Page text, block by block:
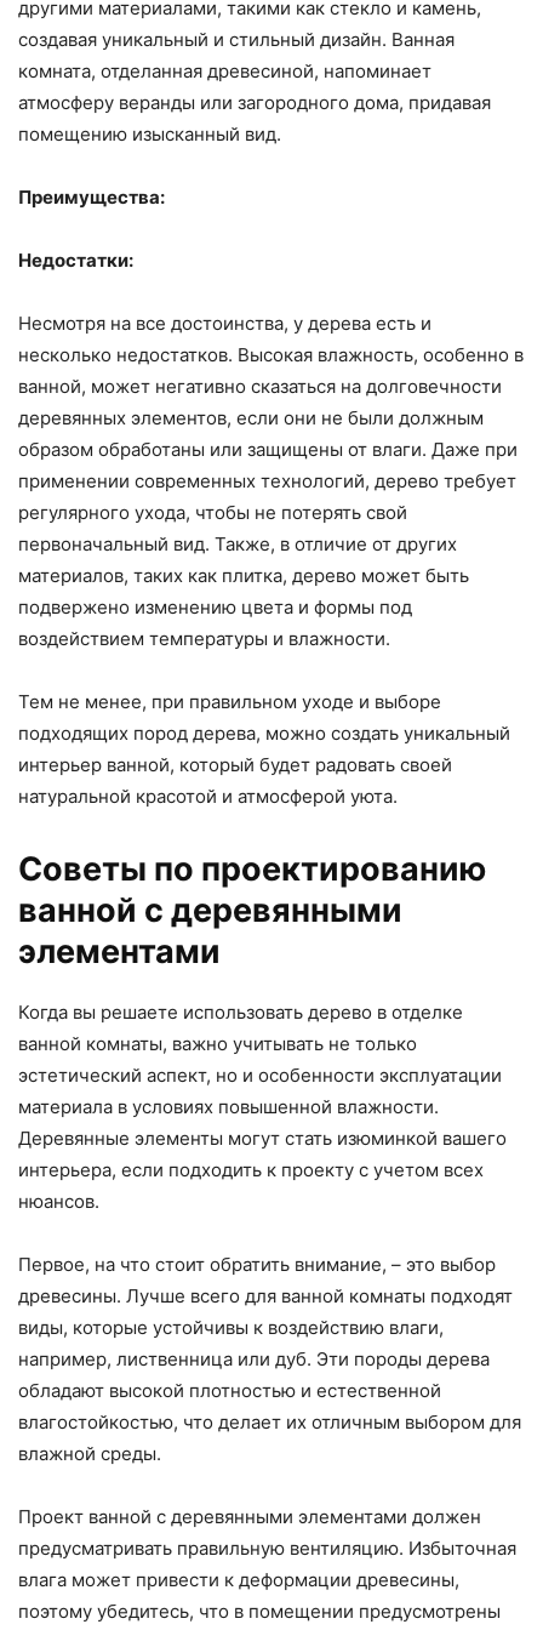
другими материалами, такими как стекло и камень,
создавая уникальный и стильный дизайн. Ванная
комната, отделанная древесиной, напоминает
атмосферу веранды или загородного дома, придавая
помещению изысканный вид.
Преимущества:
Недостатки:
Несмотря на все достоинства, у дерева есть и
несколько недостатков. Высокая влажность, особенно в
ванной, может негативно сказаться на долговечности
деревянных элементов, если они не были должным
образом обработаны или защищены от влаги. Даже при
применении современных технологий, дерево требует
регулярного ухода, чтобы не потерять свой
первоначальный вид. Также, в отличие от других
материалов, таких как плитка, дерево может быть
подвержено изменению цвета и формы под
воздействием температуры и влажности.
Тем не менее, при правильном уходе и выборе
подходящих пород дерева, можно создать уникальный
интерьер ванной, который будет радовать своей
натуральной красотой и атмосферой уюта.
Советы по проектированию
ванной с деревянными
элементами
Когда вы решаете использовать дерево в отделке
ванной комнаты, важно учитывать не только
эстетический аспект, но и особенности эксплуатации
материала в условиях повышенной влажности.
Деревянные элементы могут стать изюминкой вашего
интерьера, если подходить к проекту с учетом всех
нюансов.
Первое, на что стоит обратить внимание, – это выбор
древесины. Лучше всего для ванной комнаты подходят
виды, которые устойчивы к воздействию влаги,
например, лиственница или дуб. Эти породы дерева
обладают высокой плотностью и естественной
влагостойкостью, что делает их отличным выбором для
влажной среды.
Проект ванной с деревянными элементами должен
предусматривать правильную вентиляцию. Избыточная
влага может привести к деформации древесины,
поэтому убедитесь, что в помещении предусмотрены